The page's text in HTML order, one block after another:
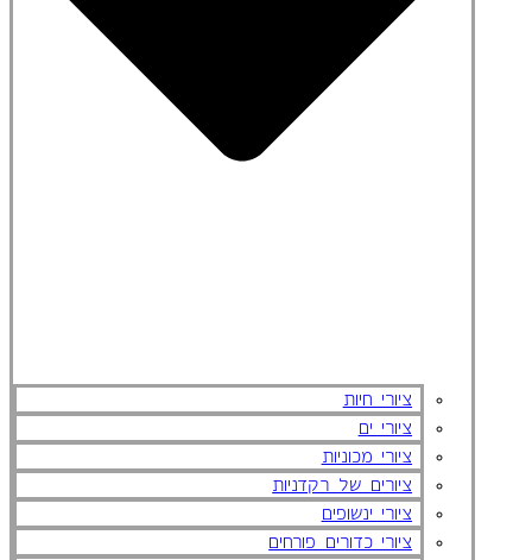
ציורי חיות
ציורי ים
ציורי מכוניות
ציורים של רקדניות
ציורי ינשופים
ציורי כדורים פורחים